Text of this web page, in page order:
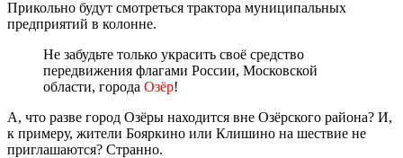
Прикольно будут смотреться трактора муниципальных
предприятий в колонне.
Не забудьте только украсить своё средство
передвижения флагами России, Московской
области, города Озёр!
А, что разве город Озёры находится вне Озёрского района? И,
к примеру, жители Бояркино или Клишино на шествие не
приглашаются? Странно.